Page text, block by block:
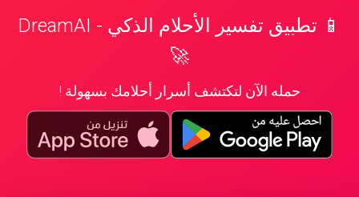
📱 تطبيق تفسير الأحلام الذكي - DreamAI
🚀
حمله الآن لتكتشف أسرار أحلامك بسهولة !